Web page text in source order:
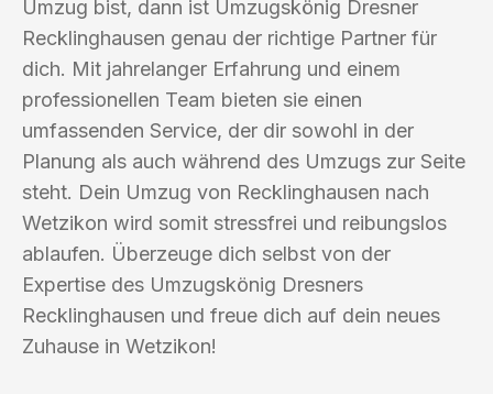
Umzug bist, dann ist Umzugskönig Dresner
Recklinghausen genau der richtige Partner für
dich. Mit jahrelanger Erfahrung und einem
professionellen Team bieten sie einen
umfassenden Service, der dir sowohl in der
Planung als auch während des Umzugs zur Seite
steht. Dein Umzug von Recklinghausen nach
Wetzikon wird somit stressfrei und reibungslos
ablaufen. Überzeuge dich selbst von der
Expertise des Umzugskönig Dresners
Recklinghausen und freue dich auf dein neues
Zuhause in Wetzikon!